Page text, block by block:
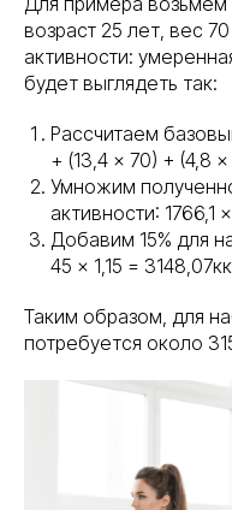
возраст 25 лет, вес
активности:
будет выглядеть так:
Рассчитаем
+ (13,4 × 70) + (4,8 ×
Умножим
активности: 1766,1
Добавим 15% для
45 × 1,15 =
Таким образом, для
потребуется около